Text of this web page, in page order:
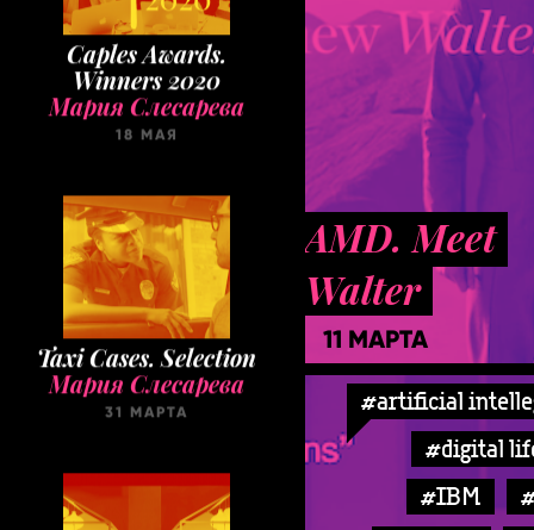
Caples Awards.
Winners 2020
Мария Слесарева
18 МАЯ
Taxi Cases. Selection
Мария Слесарева
31 МАРТА
AMD. Meet
Walter
11 МАРТА
#artificial
#digital
#IBM